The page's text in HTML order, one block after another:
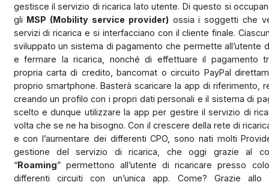
gestisce il servizio di ricarica lato utente. Di questo si
gli MSP (Mobility service provider) ossia i soggetti che
servizi di ricarica e si interfacciano con il cliente finale.
sviluppato un sistema di pagamento che permette all’utente
e fermare la ricarica, nonché di effettuare il pagamento
propria carta di credito, bancomat o circuito PayPal
proprio smartphone. Basterà scaricare la app di riferimento,
creando un profilo con i propri dati personali e il sistema di
scelto e dunque utilizzare la app per gestire il servizio di
volta che se ne ha bisogno. Con il crescere della rete di
e con l’aumentare dei differenti CPO, sono nati molti
gestione del servizio di ricarica, che oggi grazie al
“Roaming” permettono all’utente di ricaricare presso
differenti circuiti con un’unica app. Come? Grazie allo